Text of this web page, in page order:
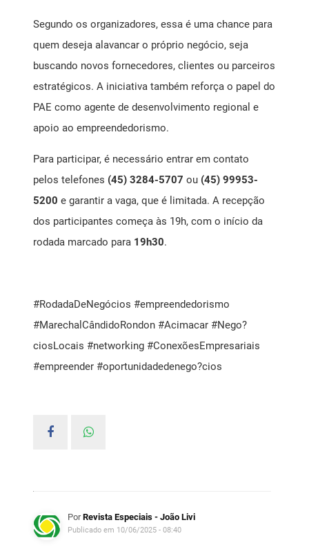
Segundo os organizadores, essa é uma chance para
quem deseja alavancar o próprio negócio, seja
buscando novos fornecedores, clientes ou parceiros
estratégicos. A iniciativa também reforça o papel do
PAE como agente de desenvolvimento regional e
apoio ao empreendedorismo.
Para participar, é necessário entrar em contato
pelos telefones (45) 3284-5707 ou (45) 99953-
5200 e garantir a vaga, que é limitada. A recepção
dos participantes começa às 19h, com o início da
rodada marcado para 19h30.
#RodadaDeNegócios #empreendedorismo
#MarechalCândidoRondon #Acimacar #Nego?
ciosLocais #networking #ConexõesEmpresariais
#empreender #oportunidadedenego?cios
PorRevista Especiais - João Livi
Publicado em 10/06/2025 - 08:40